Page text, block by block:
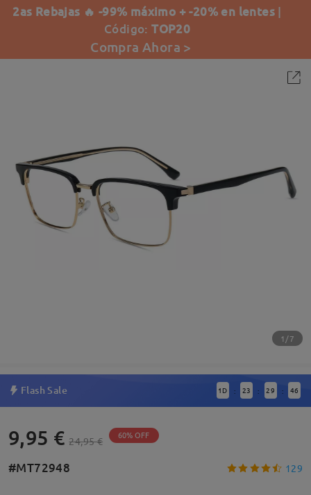
2as Rebajas 🔥 -99% máximo + -20% en lentes |
Código:TOP20
Compra Ahora >
1/7
Flash Sale 1 D : 23 : 29 : 46
9,95 € 24,95 € 60% OFF
#MT72948 129